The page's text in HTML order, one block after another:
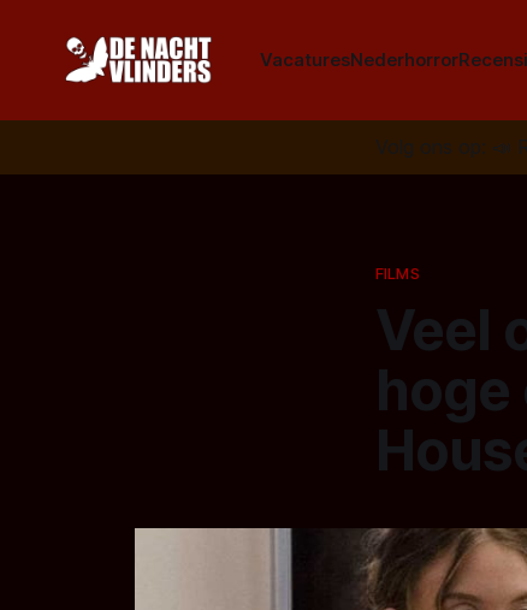
VacaturesNederhorror
Volg ons op: 📣
FILMS
Veel
hoge